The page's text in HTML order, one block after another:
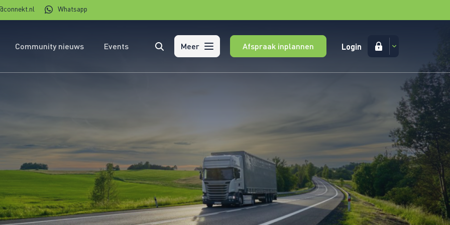
Whatsapp
Community nieuws EventsZoeken Meer Afspraak inplannen Login